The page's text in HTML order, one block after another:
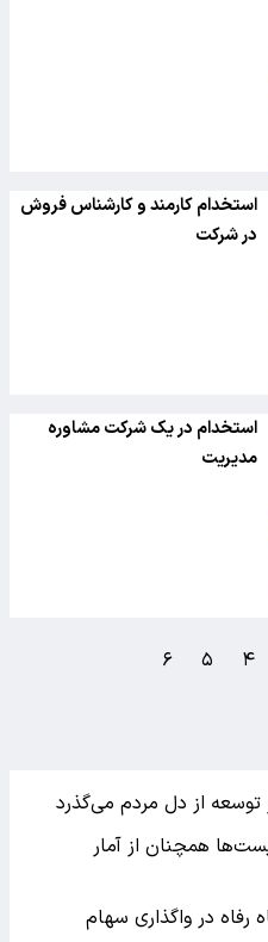
استخدام کارمند و کارشناس فروش
در شرکت
استخدام در یک شرکت مشاوره
مدیریت
۴ ۵ ۶
توسعه از دل مردم می‌گذرد
همچنان از آمار
رفاه در واگذاری سهام